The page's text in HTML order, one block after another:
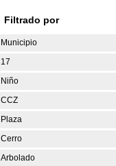
Filtrado por
Municipio
17
Niño
CCZ
Plaza
Cerro
Arbolado